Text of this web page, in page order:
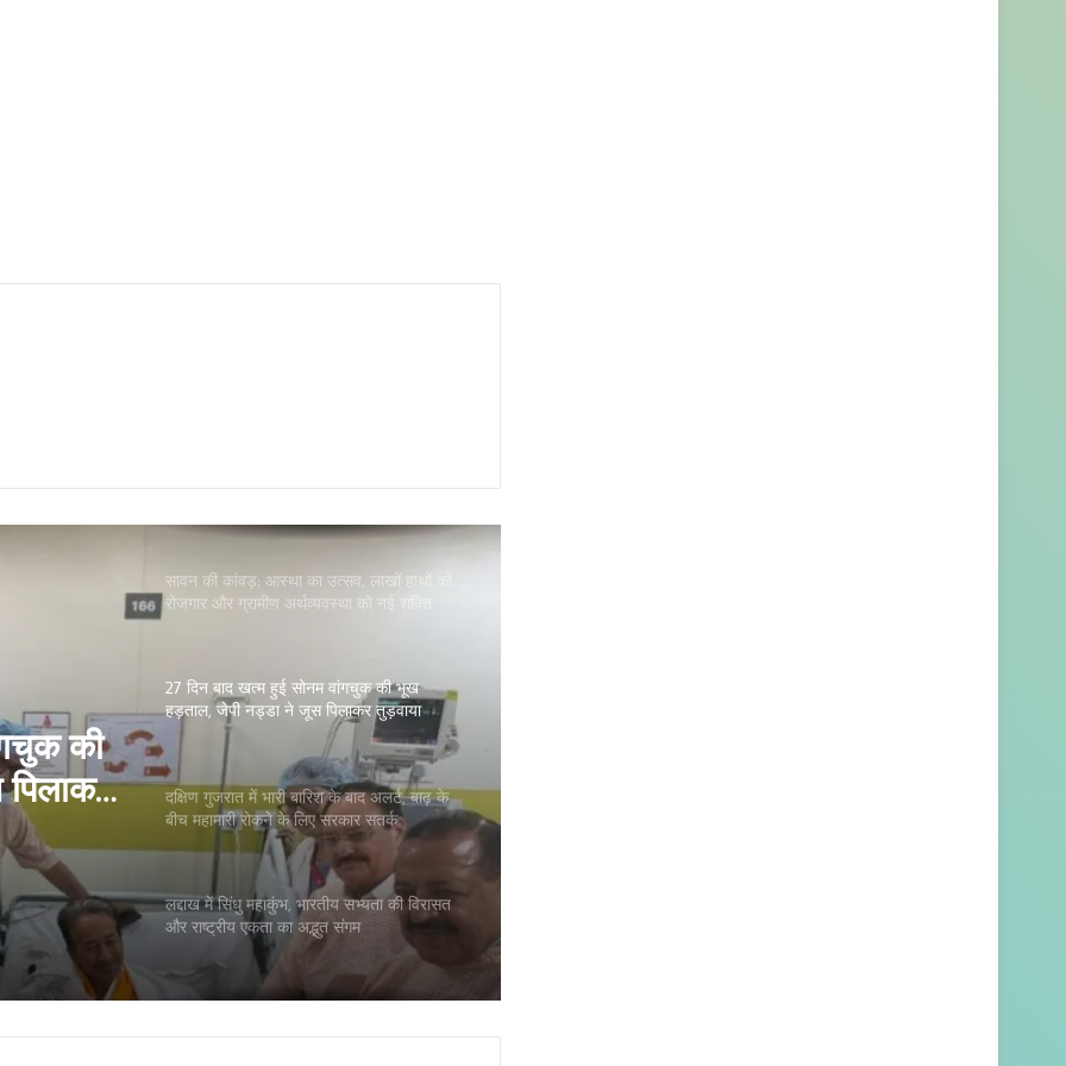
की
के
और राष्ट्रीय एकता का अद्भुत संगम
27 दिन बाद खत्म हुई सोनम वांगचुक की भूख
हड़ताल, जेपी नड्डा ने जूस पिलाकर तुड़वाया
दक्षिण गुजरात में भारी बारिश के बाद अलर्ट, बाढ़ के
बीच महामारी रोकने के लिए सरकार सतर्क
लद्दाख में सिंधु महाकुंभ, भारतीय सभ्यता की विरासत
और राष्ट्रीय एकता का अद्भुत संगम
सूरत की हवाई कनेक्टिविटी को मिलेगा नया विस्तार,
केंद्रीय विमानन मंत्री के सामने उठीं नई उड़ानों की
रोजगार और ग्रामीण अर्थव्यवस्था को नई शक्ति